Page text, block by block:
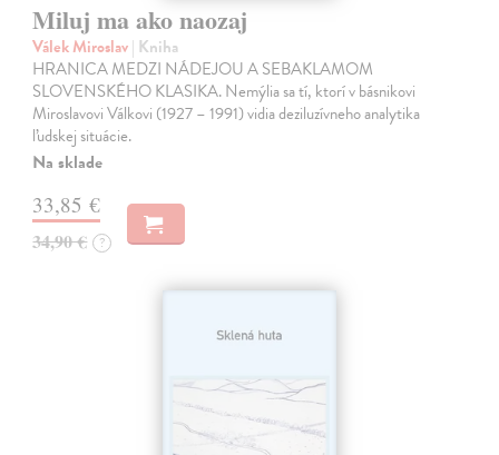
Miluj ma ako naozaj
Válek Miroslav| Kniha
HRANICA MEDZI NÁDEJOU A SEBAKLAMOM
SLOVENSKÉHO KLASIKA. Nemýlia sa tí, ktorí v básnikovi
Miroslavovi Válkovi (1927 – 1991) vidia deziluzívneho analytika
ľudskej situácie.
Na sklade
33,85 €
34,90 € ?